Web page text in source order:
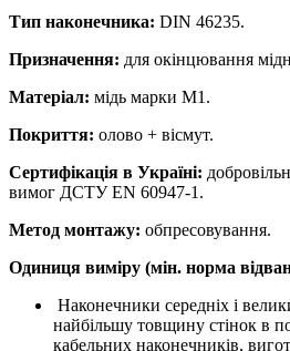
Тип наконечника: DIN 46235.
Призначення: для окінцювання
Матеріал: мідь марки М1.
Покриття: олово + вісмут.
Сертифікація в Україні:
вимог ДСТУ EN 60947-1.
Метод монтажу: обпресовування.
Одиниця виміру (мін. норма
Наконечники середніх і
найбільшу товщину стінок в
кабельних наконечників,